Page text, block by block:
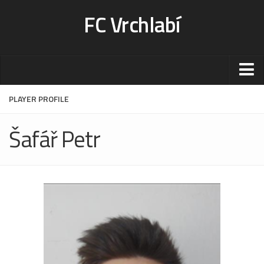
FC Vrchlabí
Stadion
Kontakt-rezervace
PLAYER PROFILE
Šafář Petr